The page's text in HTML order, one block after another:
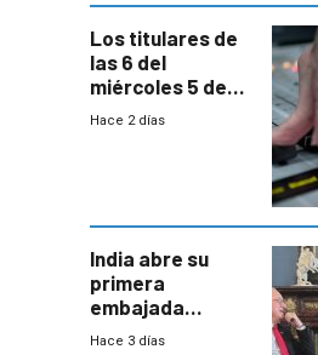
Los titulares de
las 6 del
miércoles 5 de
agosto de 2026
Hace 2 días
India abre su
primera
embajada
residente en
Hace 3 días